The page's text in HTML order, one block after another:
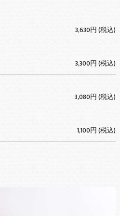
3,630円 (税込)
3,300円 (税込)
3,080円 (税込)
1,100円 (税込)